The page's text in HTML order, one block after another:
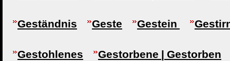
Geständnis Geste Gestein
Gestohlenes Gestorbene | Gestorben